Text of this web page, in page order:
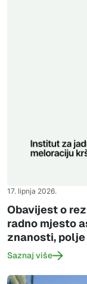
17. lipnja 2026.
Obavijest o
radno mjesto
znanosti,
Saznaj više